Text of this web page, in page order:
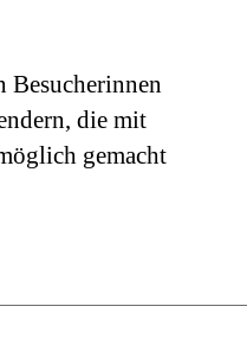
Besucherinnen
die mit
gemacht